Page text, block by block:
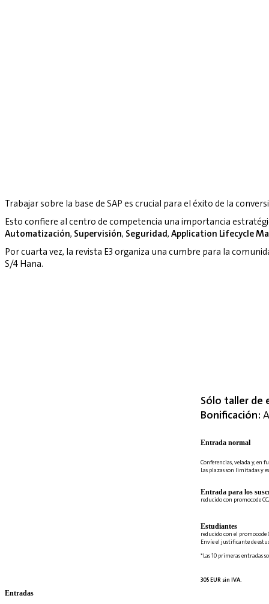
Trabajar sobre la base de SAP es crucial para el éxito de la
Esto confiere al centro de competencia una importancia
Automatización, Supervisión, Seguridad, Application Lifecycle
Por cuarta vez, la revista E3 organiza una cumbre para la
S/4 Hana.
Sólo taller de
Bonificación:
Entrada normal
Conferencias, velada y, en
Las plazas son limitadas y
Entrada para los
reducido con promocode
Estudiantes
reducido con el promocode
Envíe el justificante de
*Las 10 primeras entradas
305 EUR sin IVA.
Entradas